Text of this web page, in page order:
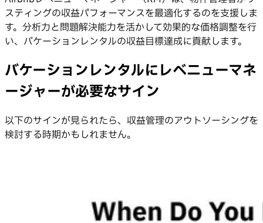
スティングの収益パフォーマンスを最適化するのを支援しま
す。分析力と問題解決能力を活かして効果的な価格調整を行
い、バケーションレンタルの収益目標達成に貢献します。
バケーションレンタルにレベニューマネ
ージャーが必要なサイン
以下のサインが見られたら、収益管理のアウトソーシングを
検討する時期かもしれません。